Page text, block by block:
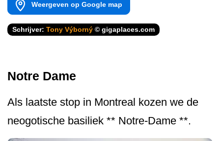
Weergeven op Google map
Schrijver: Tony Výborný © gigaplaces.com
Notre Dame
Als laatste stop in Montreal kozen we de
neogotische basiliek ** Notre-Dame **.